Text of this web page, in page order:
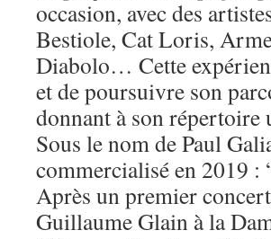
occasion, avec des
Bestiole, Cat Loris,
Diabolo… Cette
et de poursuivre son
donnant à son
Sous le nom de Paul
commercialisé en 2019 :
Après un premier
Guillaume Glain à la